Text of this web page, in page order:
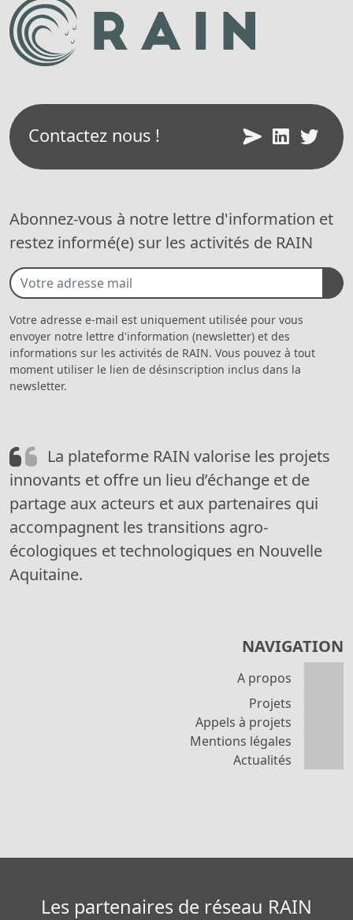
Contactez nous !
Abonnez-vous à notre lettre d'information et
restez informé(e) sur les activités de RAIN
Votre adresse e-mail est uniquement utilisée pour vous
envoyer notre lettre d'information (newsletter) et des
informations sur les activités de RAIN. Vous pouvez à tout
moment utiliser le lien de désinscription inclus dans la
newsletter.
La plateforme RAIN valorise les projets
innovants et offre un lieu d’échange et de
partage aux acteurs et aux partenaires qui
accompagnent les transitions agro-
écologiques et technologiques en Nouvelle
Aquitaine.
NAVIGATION
A propos
Projets
Appels à projets
Mentions légales
Actualités
Les partenaires de réseau RAIN